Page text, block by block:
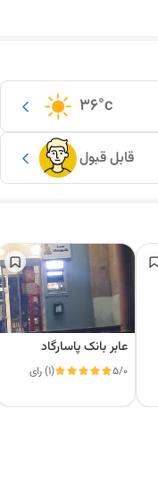
36°c
قابل قبول
عابر بانک پاسارگاد
5/0 (1) رای